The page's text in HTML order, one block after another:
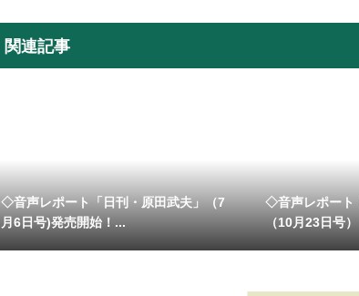
関連記事
◇音声レポート「日刊・原田武夫」（7
月6日号)発売開始！...
◇音声レポート
（10月23日号